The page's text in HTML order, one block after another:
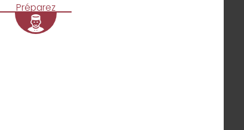
Préparez